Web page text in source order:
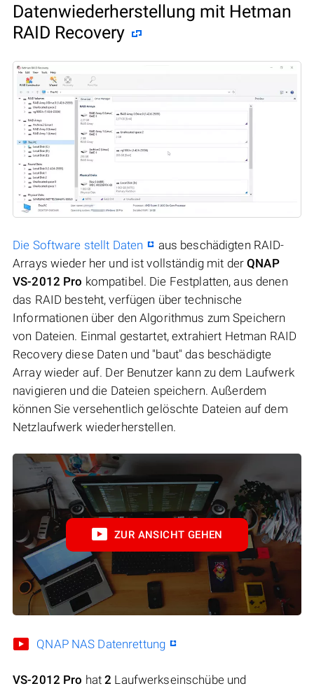
Datenwiederherstellung mit Hetman
RAID Recovery
Die Software stellt Daten
aus beschädigten RAID-
Arrays wieder her und ist vollständig mit derQNAP
VS-2012 Pro kompatibel. Die Festplatten, aus denen
das RAID besteht, verfügen über technische
Informationen über den Algorithmus zum Speichern
von Dateien. Einmal gestartet, extrahiert Hetman RAID
Recovery diese Daten und "baut" das beschädigte
Array wieder auf. Der Benutzer kann zu dem Laufwerk
navigieren und die Dateien speichern. Außerdem
können Sie versehentlich gelöschte Dateien auf dem
Netzlaufwerk wiederherstellen.
ZUR ANSICHT GEHEN
QNAP NAS Datenrettung
VS-2012 Pro hat2 Laufwerkseinschübe und